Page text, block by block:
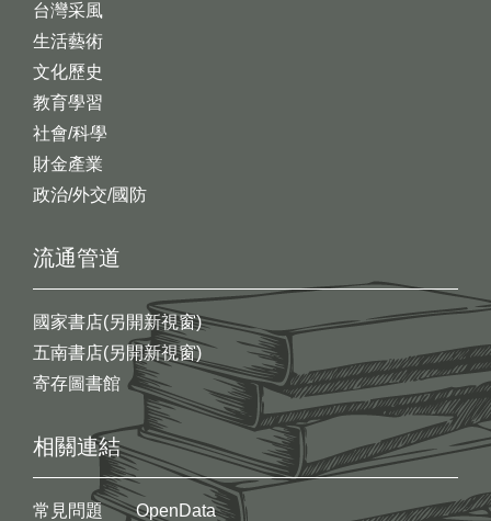
台灣采風
生活藝術
文化歷史
教育學習
社會/科學
財金產業
政治/外交/國防
流通管道
國家書店(另開新視窗)
五南書店(另開新視窗)
寄存圖書館
相關連結
常見問題
OpenData